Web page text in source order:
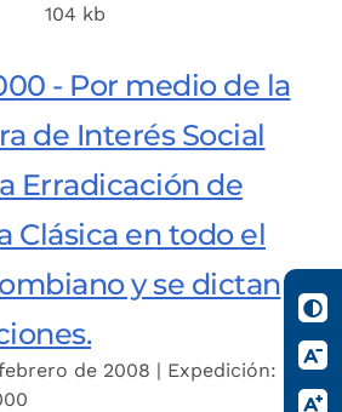
104 kb
- Por medio de la
de Interés Social
Erradicación de
Clásica en todo el
y se dictan
de 2008 | Expedición: 21